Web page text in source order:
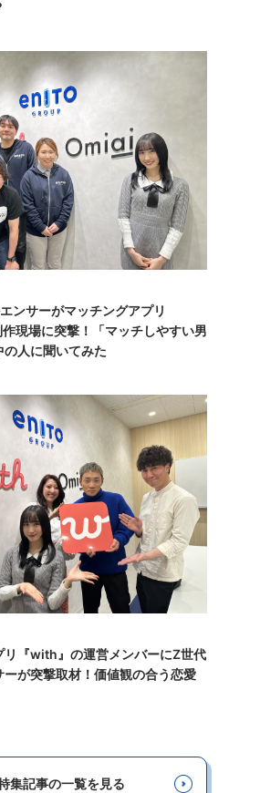
ンサーがマッチングアプリ
作現場に突撃！「マッチしやすい男
人に聞いてみた
リ『with』の運営メンバーにZ世代
ーが突撃取材！価値観の合う恋愛
集記事の一覧を見る